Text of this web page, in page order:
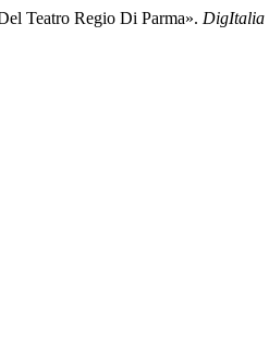
Teatro Regio Di Parma». DigItalia